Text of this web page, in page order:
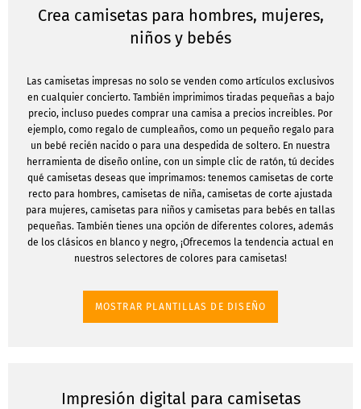
Crea camisetas para hombres, mujeres,
niños y bebés
Las camisetas impresas no solo se venden como artículos exclusivos
en cualquier concierto. También imprimimos tiradas pequeñas a bajo
precio, incluso puedes comprar una camisa a precios increibles. Por
ejemplo, como regalo de cumpleaños, como un pequeño regalo para
un bebé recién nacido o para una despedida de soltero. En nuestra
herramienta de diseño online, con un simple clic de ratón, tú decides
qué camisetas deseas que imprimamos: tenemos camisetas de corte
recto para hombres, camisetas de niña, camisetas de corte ajustada
para mujeres, camisetas para niños y camisetas para bebés en tallas
pequeñas. También tienes una opción de diferentes colores, además
de los clásicos en blanco y negro, ¡Ofrecemos la tendencia actual en
nuestros selectores de colores para camisetas!
MOSTRAR PLANTILLAS DE DISEÑO
Impresión digital para camisetas